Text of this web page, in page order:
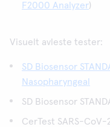
F2000 Analyzer)
Visuelt avleste tester:
SD Biosensor
Nasopharyngeal
SD Biosensor
CerTest SARS-